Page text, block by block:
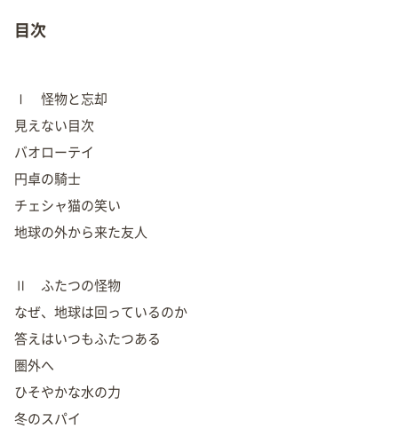
目次
Ⅰ 怪物と忘却
見えない目次
バオローテイ
円卓の騎士
チェシャ猫の笑い
地球の外から来た友人
Ⅱ ふたつの怪物
なぜ、地球は回っているのか
答えはいつもふたつある
圏外へ
ひそやかな水の力
冬のスパイ